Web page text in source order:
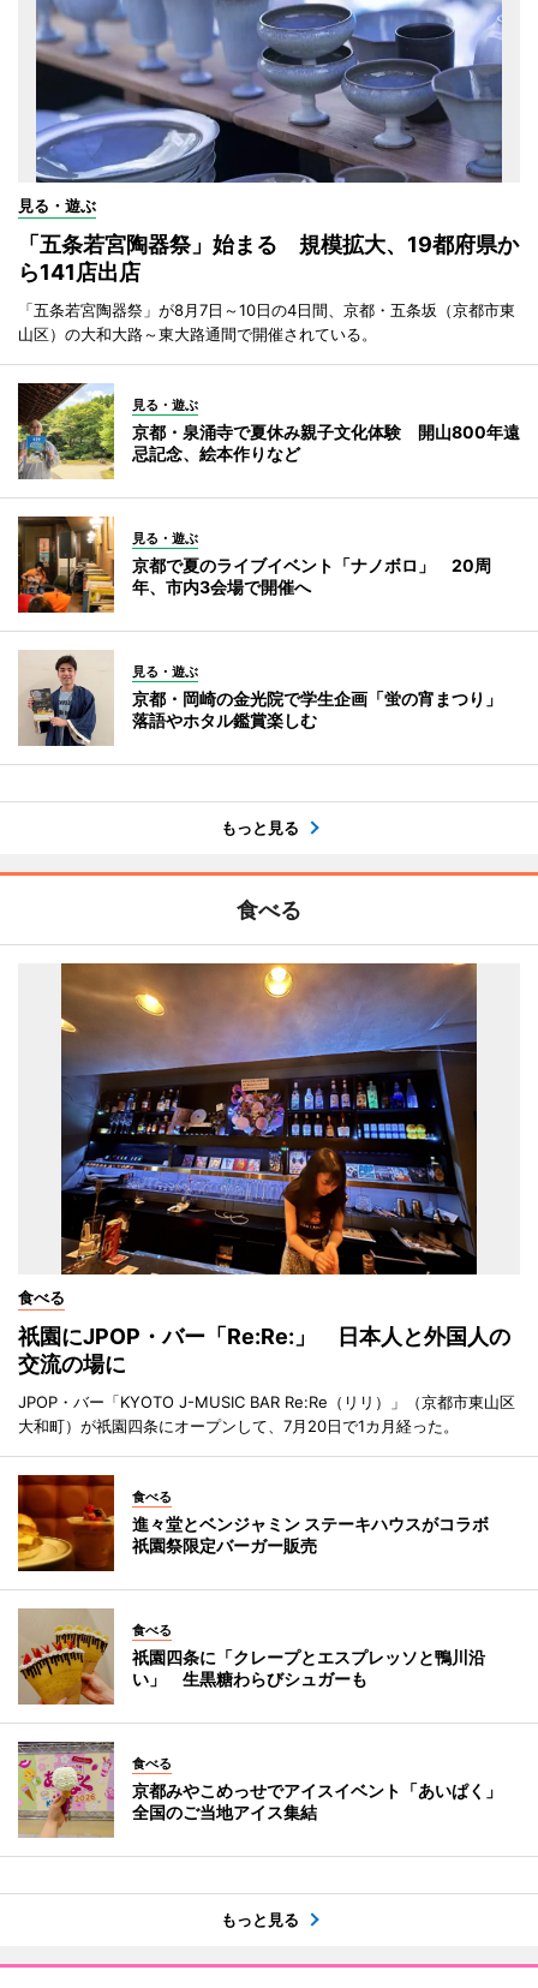
見る・遊ぶ
「五条若宮陶器祭」始まる 規模拡大、19都府県か
ら141店出店
「五条若宮陶器祭」が8月7日～10日の4日間、京都・五条坂（京都市東
山区）の大和大路～東大路通間で開催されている。
見る・遊ぶ
京都・泉涌寺で夏休み親子文化体験 開山800年遠
忌記念、絵本作りなど
見る・遊ぶ
京都で夏のライブイベント「ナノボロ」 20周
年、市内3会場で開催へ
見る・遊ぶ
京都・岡崎の金光院で学生企画「蛍の宵まつり」
落語やホタル鑑賞楽しむ
もっと見る
食べる
食べる
祇園にJPOP・バー「Re:Re:」 日本人と外国人の
交流の場に
JPOP・バー「KYOTO J-MUSIC BAR Re:Re（リリ）」（京都市東山区
大和町）が祇園四条にオープンして、7月20日で1カ月経った。
食べる
進々堂とベンジャミン ステーキハウスがコラボ
祇園祭限定バーガー販売
食べる
祇園四条に「クレープとエスプレッソと鴨川沿
い」 生黒糖わらびシュガーも
食べる
京都みやこめっせでアイスイベント「あいぱく」
全国のご当地アイス集結
もっと見る